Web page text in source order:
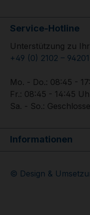
Service-Hotline
Unterstützung zu
+49 (0) 2102 –
Mo. - Do.: 08:45 -
Fr.: 08:45 - 14:45
Sa. - So.:
Informationen
© Design &